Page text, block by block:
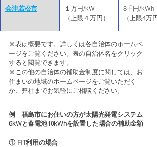
会津若松市
​１万円/kW
（上限４万円）
​8千円/kWh
（上限4万円
※表は概要です。詳しくは各自治体のホームペ
ージをご覧ください。表の自治体名をクリック
すると閲覧できます。
※この他の自治体の補助金制度に関しては、お
住まいの地域のホームページをご覧いただく
か、弊社までお気軽にご相談ください。
例
福島市にお住いの方が太陽光発電システム
6kWと蓄電池10kWhを設置した場合の補助金額
① FIT利用の場合